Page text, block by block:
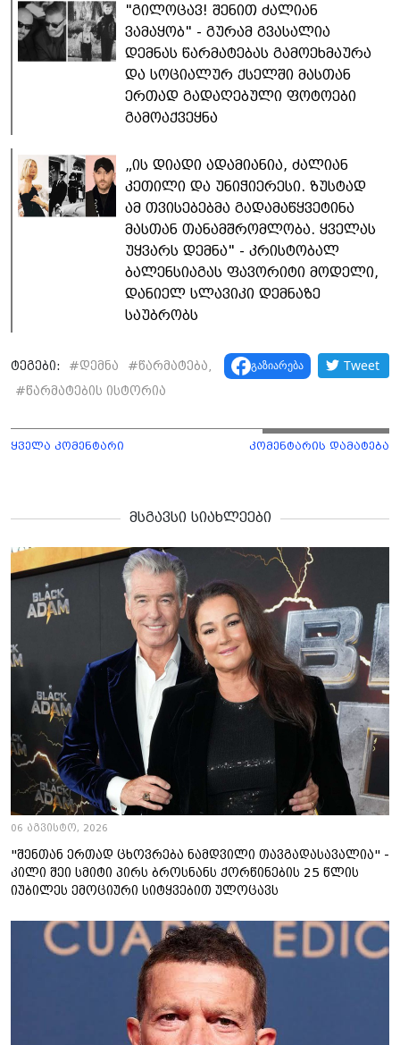
"გილოცავ! შენით ძალიან
ვამაყობ" - გურამ გვასალია
დემნას წარმატებას გამოეხმაურა
და სოციალურ ქსელში მასთან
ერთად გადაღებული ფოტოები
გამოაქვეყნა
„ის დიადი ადამიანია, ძალიან
კეთილი და უნიჭიერესი. ზუსტად
ამ თვისებებმა გადამაწყვეტინა
მასთან თანამშრომლობა. ყველას
უყვარს დემნა" - კრისტობალ
ბალენსიაგას ფავორიტი მოდელი,
დანიელ სლავიკი დემნაზე
საუბრობს
ტეგები: #დემნა #წარმატება,
#წარმატების ისტორია
გაზიარება Tweet
ყველა კომენტარი კომენტარის დამატება
მსგავსი სიახლეები
06 აგვისტო, 2026
"შენთან ერთად ცხოვრება ნამდვილი თავგადასავალია" -
კილი შეი სმიტი პირს ბროსნანს ქორწინების 25 წლის
იუბილეს ემოციური სიტყვებით ულოცავს